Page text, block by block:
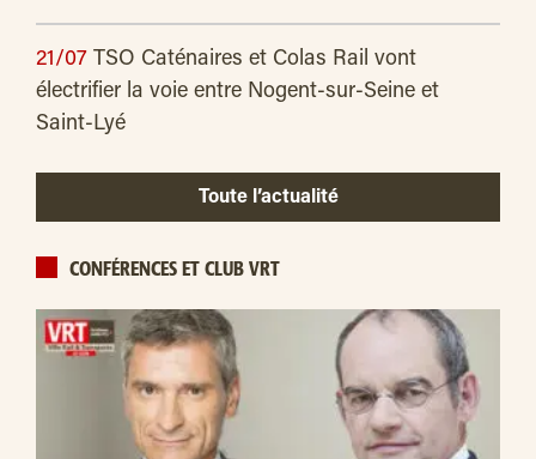
21/07 TSO Caténaires et Colas Rail vont
électrifier la voie entre Nogent-sur-Seine et
Saint-Lyé
Toute l’actualité
CONFÉRENCES ET CLUB VRT